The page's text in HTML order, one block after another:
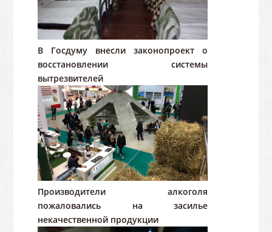
В Госдуму внесли законопроект о
восстановлении системы
вытрезвителей
Производители алкоголя
пожаловались на засилье
некачественной продукции